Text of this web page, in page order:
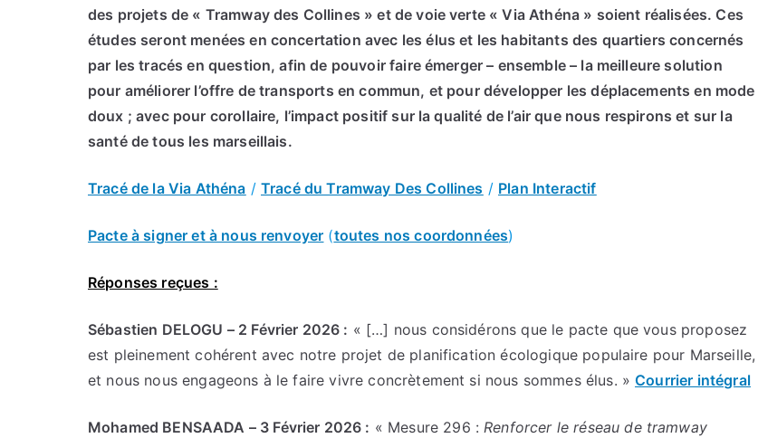
des projets de « Tramway des Collines » et de voie verte « Via Athéna » soient réalisées. Ces
études seront menées en concertation avec les élus et les habitants des quartiers concernés
par les tracés en question, afin de pouvoir faire émerger – ensemble – la meilleure solution
pour améliorer l’offre de transports en commun, et pour développer les déplacements en mode
doux ; avec pour corollaire, l’impact positif sur la qualité de l’air que nous respirons et sur la
santé de tous les marseillais.
Tracé de la Via Athéna /Tracé du Tramway Des Collines / Plan Interactif
Pacte à signer et à nous renvoyer (toutes nos coordonnées)
Réponses reçues :
Sébastien DELOGU – 2 Février 2026 : « […] nous considérons que le pacte que vous proposez
est pleinement cohérent avec notre projet de planification écologique populaire pour Marseille,
et nous nous engageons à le faire vivre concrètement si nous sommes élus. »Courrier intégral
Mohamed BENSAADA – 3 Février 2026 : « Mesure 296 :Renforcer le réseau de tramway